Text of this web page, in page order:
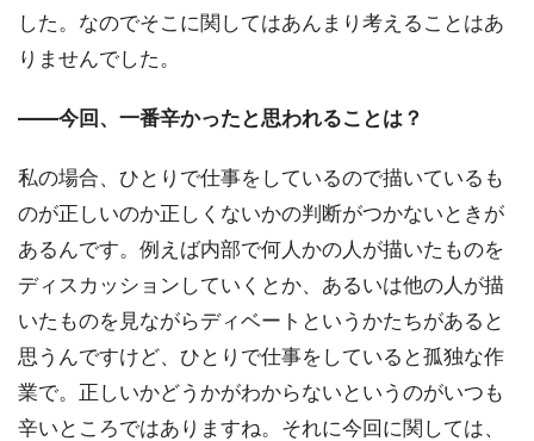
した。なのでそこに関してはあんまり考えることはあ
りませんでした。
――今回、一番辛かったと思われることは？
私の場合、ひとりで仕事をしているので描いているも
のが正しいのか正しくないかの判断がつかないときが
あるんです。例えば内部で何人かの人が描いたものを
ディスカッションしていくとか、あるいは他の人が描
いたものを見ながらディベートというかたちがあると
思うんですけど、ひとりで仕事をしていると孤独な作
業で。正しいかどうかがわからないというのがいつも
辛いところではありますね。それに今回に関しては、